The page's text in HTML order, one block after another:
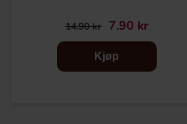
14.90 kr 7.90 kr
Kjøp